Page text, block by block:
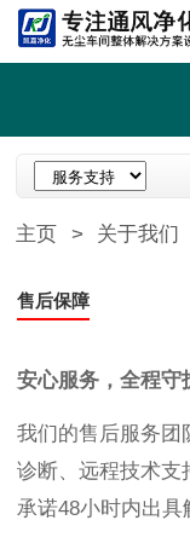
主页 > 关于我们
售后保障
安心服务，全程守
我们的售后服务团
诊断、远程技术支
承诺48小时内出具